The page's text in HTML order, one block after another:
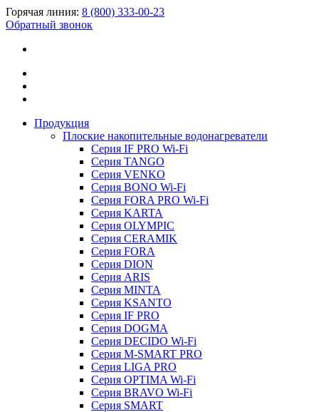
Горячая линия: 8 (800) 333-00-23
Обратный звонок
Продукция
Плоские накопительные водонагреватели
Серия IF PRO Wi-Fi
Серия TANGO
Серия VENKO
Серия BONO Wi-Fi
Серия FORA PRO Wi-Fi
Серия KARTA
Серия OLYMPIC
Серия CERAMIK
Серия FORA
Серия DION
Серия ARIS
Серия MINTA
Серия KSANTO
Серия IF PRO
Серия DOGMA
Серия DECIDO Wi-Fi
Серия M-SMART PRO
Серия LIGA PRO
Серия OPTIMA Wi-Fi
Серия BRAVO Wi-Fi
Серия SMART